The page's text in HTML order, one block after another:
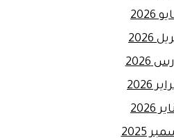
2026
2026
2026
2026
2026
2025